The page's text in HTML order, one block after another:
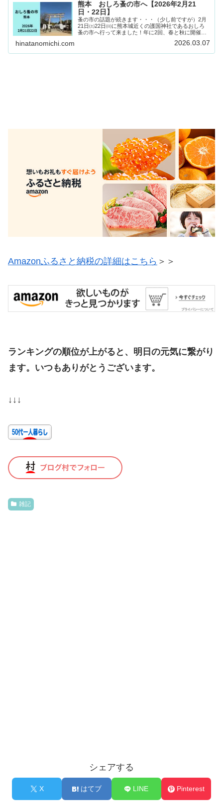
熊本 おしろ蚤の市へ【2026年2月21
日・22日】
蚤の市の話題が続きます・・・（少し前ですが）2月
21日㈯22日㈰に熊本城近くの護国神社であるおしろ
蚤の市へ行って来ました！年に2回、春と秋に開催さ
カフェなど。約８０店が出店されていたそうです！...
hinatanomichi.com 2026.03.07
Amazonふるさと納税の詳細はこちら ＞＞
ランキングの順位が上がると、明日の元気に繋がり
ます。いつもありがとうございます。
↓↓↓
雑記
シェアする
X はてブ LINE Pinterest